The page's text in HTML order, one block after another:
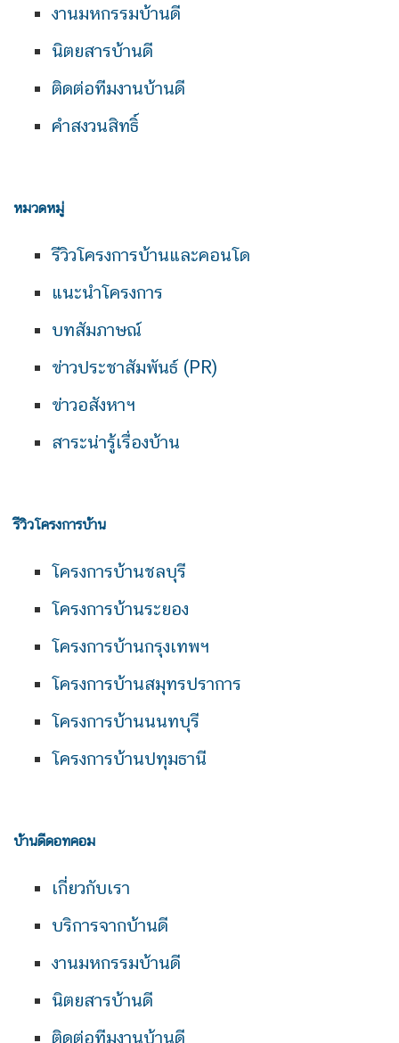
งานมหกรรมบ้านดี
นิตยสารบ้านดี
ติดต่อทีมงานบ้านดี
คำสงวนสิทธิ์
หมวดหมู่
รีวิวโครงการบ้านและคอนโด
แนะนำโครงการ
บทสัมภาษณ์
ข่าวประชาสัมพันธ์ (PR)
ข่าวอสังหาฯ
สาระน่ารู้เรื่องบ้าน
รีวิวโครงการบ้าน
โครงการบ้านชลบุรี
โครงการบ้านระยอง
โครงการบ้านกรุงเทพฯ
โครงการบ้านสมุทรปราการ
โครงการบ้านนนทบุรี
โครงการบ้านปทุมธานี
บ้านดีดอทคอม
เกี่ยวกับเรา
บริการจากบ้านดี
งานมหกรรมบ้านดี
นิตยสารบ้านดี
ติดต่อทีมงานบ้านดี